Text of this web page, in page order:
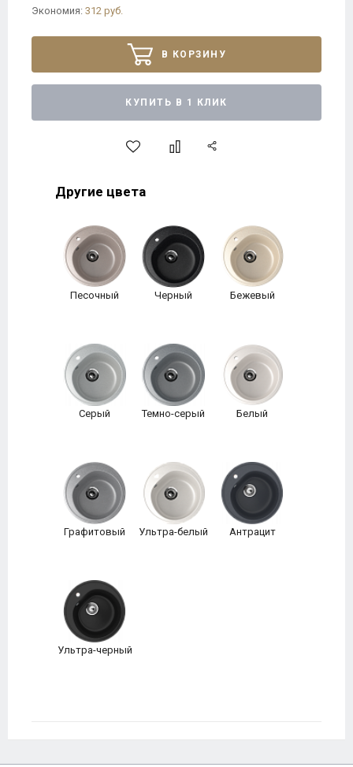
Экономия: 312 руб.
В КОРЗИНУ
КУПИТЬ В 1 КЛИК
Другие цвета
Песочный Черный Бежевый
Серый Темно-серый Белый
Графитовый Ультра-белый Антрацит
Ультра-черный